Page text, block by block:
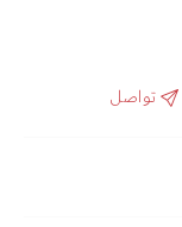
تواصل